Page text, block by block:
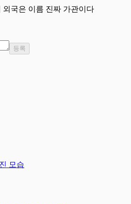
국은 이름 진짜 가관이다
등록
모습